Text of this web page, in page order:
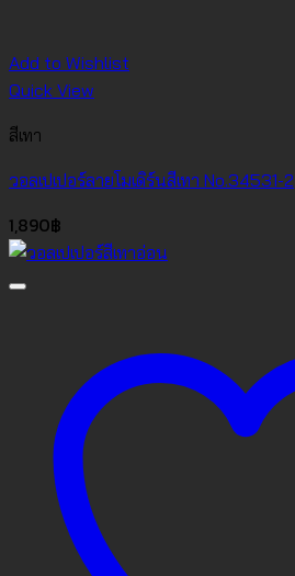
Add to Wishlist
Quick View
สีเทา
วอลเปเปอร์ลายโมเดิร์นสีเทา No.34531-2
1,890฿